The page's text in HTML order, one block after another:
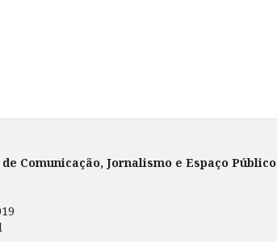
Comunicação, Jornalismo e Espaço Público